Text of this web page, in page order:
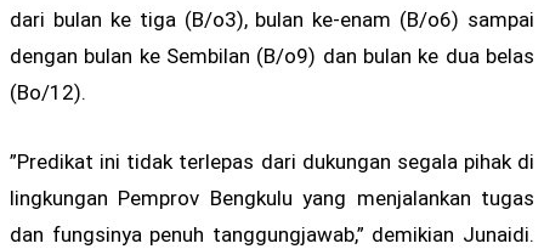
dari bulan ke tiga (B/o3), bulan ke-enam (B/o6) sampai
dengan bulan ke Sembilan (B/o9) dan bulan ke dua belas
(Bo/12).
”Predikat ini tidak terlepas dari dukungan segala pihak di
lingkungan Pemprov Bengkulu yang menjalankan tugas
dan fungsinya penuh tanggungjawab,” demikian Junaidi.